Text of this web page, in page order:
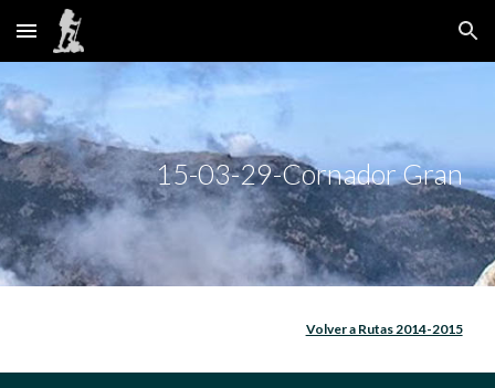
Skip to main content Skip to navigation
15-03-29-Cornador Gran
Volver a Rutas 2014-2015